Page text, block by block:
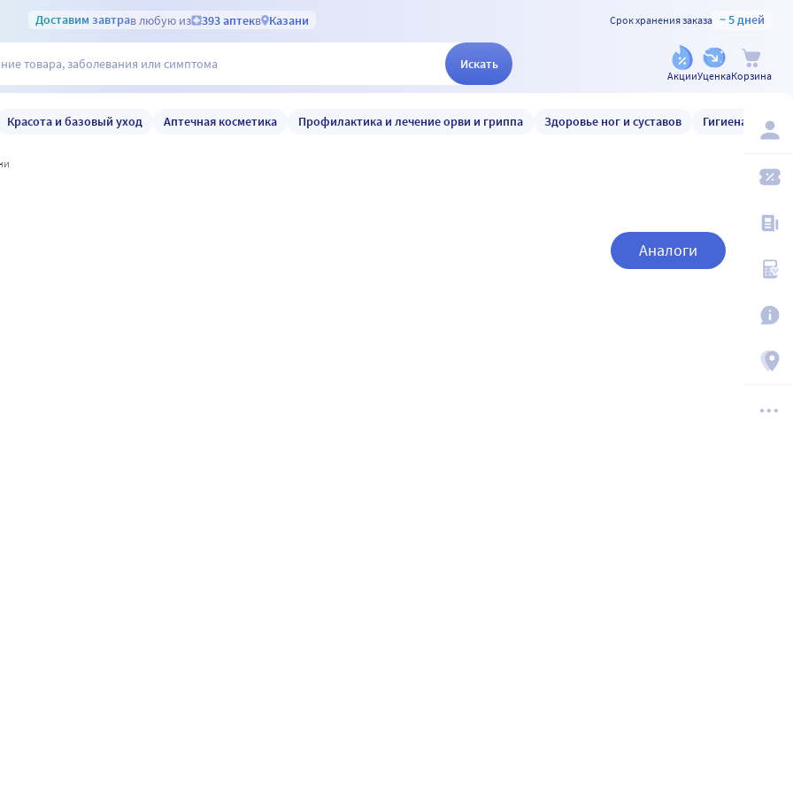
Доставим завтрав любую из 393 аптекв Казани Срок хранения заказа ~ 5 дней
Искать
АкцииУценкаКорзина
Красота и базовый уход Аптечная косметика Профилактика и лечение орви и гриппа Здоровье ног и суставов Гигиена и уход
Аналоги